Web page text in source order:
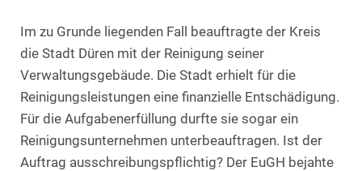
Im zu Grunde liegenden Fall beauftragte der Kreis
die Stadt Düren mit der Reinigung seiner
Verwaltungsgebäude. Die Stadt erhielt für die
Reinigungsleistungen eine finanzielle Entschädigung.
Für die Aufgabenerfüllung durfte sie sogar ein
Reinigungsunternehmen unterbeauftragen. Ist der
Auftrag ausschreibungspflichtig? Der EuGH bejahte